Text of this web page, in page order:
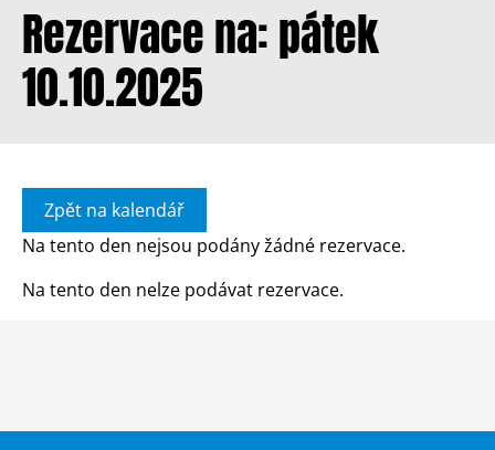
Rezervace na: pátek
10.10.2025
Zpět na kalendář
Na tento den nejsou podány žádné rezervace.
Na tento den nelze podávat rezervace.